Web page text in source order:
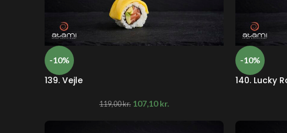
-10%
139. Vejle
119,00kr. 107,10kr.
-10%
140. Lucky